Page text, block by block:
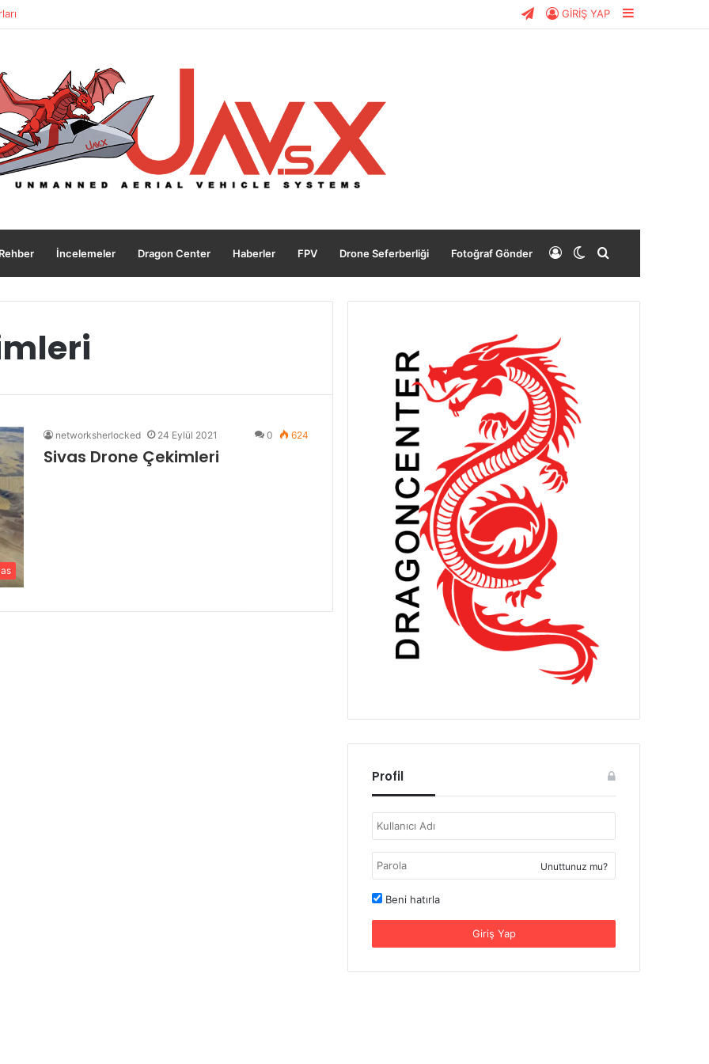
Kenar
GİRİŞ YAP
Telegram
İncelemeler Dragon Center Haberler FPV Drone Seferberliği Fotoğraf Gönder
yap
Dış
görünümü
Giriş
Yap
networksherlocked 24 Eylül 2021 0 624
Sivas Drone Çekimleri
Profil
Unuttunuz mu?
Beni hatırla
Giriş Yap